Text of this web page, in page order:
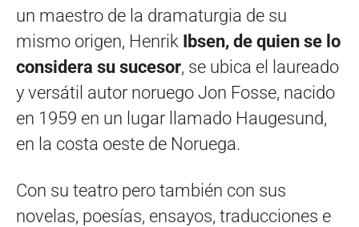
un maestro de la dramaturgia de su
mismo origen, Henrik Ibsen, de quien se lo
considera su sucesor, se ubica el laureado
y versátil autor noruego Jon Fosse, nacido
en 1959 en un lugar llamado Haugesund,
en la costa oeste de Noruega.
Con su teatro pero también con sus
novelas, poesías, ensayos, traducciones e